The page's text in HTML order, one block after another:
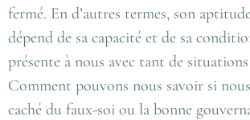
fermé. En d’autres termes, son
dépend de sa capacité et de sa
présente à nous avec tant de
Comment pouvons nous savoir si
caché du faux-soi ou la bonne